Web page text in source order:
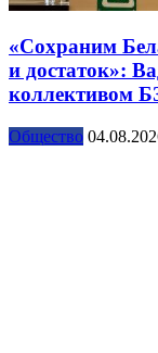
«Сохраним
и достаток»:
коллективом
Общество